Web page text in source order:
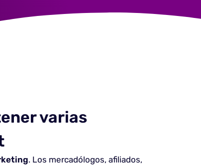
varias
. Los mercadólogos, afiliados,